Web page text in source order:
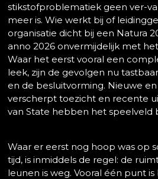
stikstofproblematiek geen ver-
meer is. Wie werkt bij of
organisatie dicht bij een Natura
anno 2026 onvermijdelijk met
Waar het eerst vooral een
leek, zijn de gevolgen nu
en de besluitvorming. Nieuwe
verscherpt toezicht en recente
van State hebben het speelveld
Waar er eerst nog hoop was op
tijd, is inmiddels de regel: de
leunen is weg. Vooral één punt